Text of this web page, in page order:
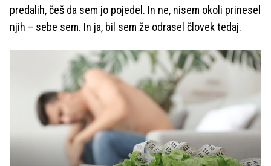
predalih, češ da sem jo pojedel. In ne, nisem okoli prinesel
njih – sebe sem. In ja, bil sem že odrasel človek tedaj.